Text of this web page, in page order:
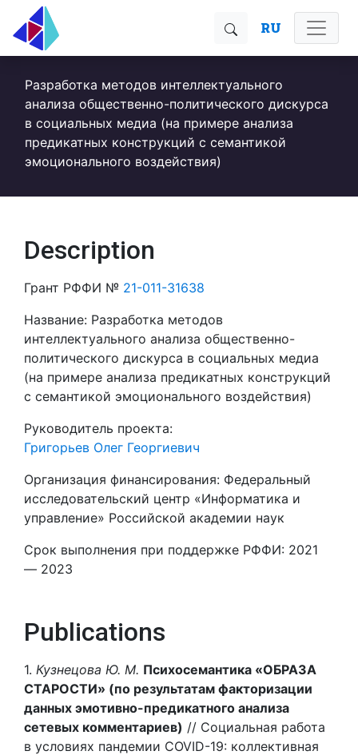
RU
Разработка методов интеллектуального
анализа общественно-политического дискурса
в социальных медиа (на примере анализа
предикатных конструкций с семантикой
эмоционального воздействия)
Description
Грант РФФИ № 21-011-31638
Название: Разработка методов
интеллектуального анализа общественно-
политического дискурса в социальных медиа
(на примере анализа предикатных конструкций
с семантикой эмоционального воздействия)
Руководитель проекта:
Григорьев Олег Георгиевич
Организация финансирования: Федеральный
исследовательский центр «Информатика и
управление» Российской академии наук
Срок выполнения при поддержке РФФИ: 2021
— 2023
Publications
1. Кузнецова Ю. М. Психосемантика «ОБРАЗА
СТАРОСТИ» (по результатам факторизации
данных эмотивно-предикатного анализа
сетевых комментариев) // Социальная работа
в условиях пандемии COVID-19: коллективная